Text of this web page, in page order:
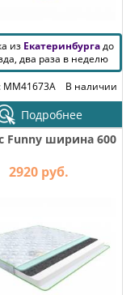
из Екатеринбургадо
два раза в неделю
MM41673A
В наличии
Подробнее
Funny ширина 600
2920 руб.